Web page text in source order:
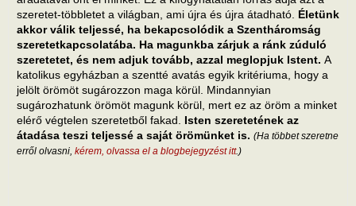
szeretet-többletet a világban, ami újra és újra átadható. Életünk
akkor válik teljessé, ha bekapcsolódik a Szentháromság
szeretetkapcsolatába. Ha magunkba zárjuk a ránk zúduló
szeretetet, és nem adjuk tovább, azzal meglopjuk Istent. A
katolikus egyházban a szentté avatás egyik kritériuma, hogy a
jelölt örömöt sugározzon maga körül. Mindannyian
sugározhatunk örömöt magunk körül, mert ez az öröm a minket
elérő végtelen szeretetből fakad. Isten szeretetének az
átadása teszi teljessé a saját örömünket is. (Ha többet szeretne
erről olvasni, kérem, olvassa el a blogbejegyzést itt.)